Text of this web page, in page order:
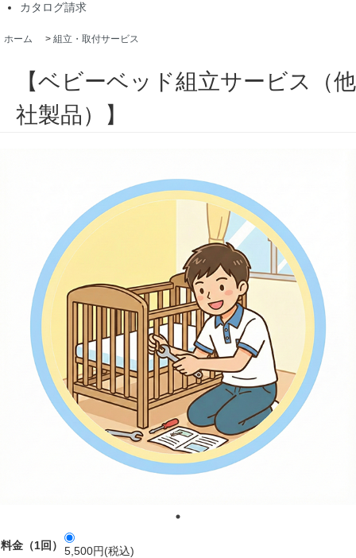
カタログ請求
ホーム > 組立・取付サービス
【ベビーベッド組立サービス（他
社製品）】
料金（1回） 5,500円(税込)